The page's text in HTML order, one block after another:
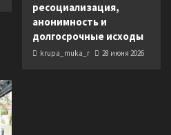
ресоциализация,
анонимность и
долгосрочные исходы
krupa_muka_r 28 июня 2026